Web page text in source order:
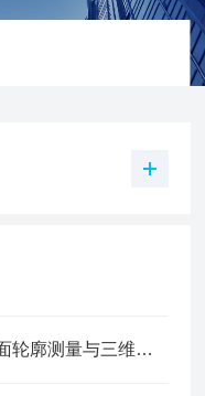
激光共聚焦显微镜：精密器件表面轮廓测量与三维形貌检测方案